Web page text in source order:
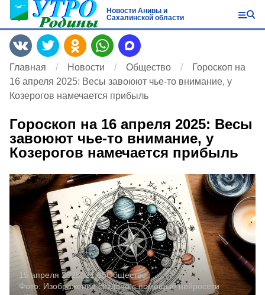
Новости Анивы и
Сахалинской области
Главная Новости Общество
Гороскоп на
16 апреля 2025: Весы завоюют чье-то внимание, у
Козерогов намечается прибыль
Гороскоп на 16 апреля 2025: Весы
завоюют чье-то внимание, у
Козерогов намечается прибыль
15 апреля 2025, 21:05Общество
Фото:Изображение создано с помощью нейросети